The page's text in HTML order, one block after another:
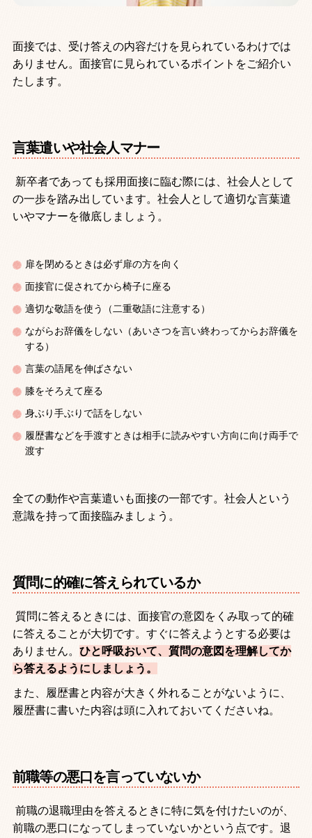
面接では、受け答えの内容だけを見られているわけでは
ありません。面接官に見られているポイントをご紹介い
たします。
言葉遣いや社会人マナー
新卒者であっても採用面接に臨む際には、社会人として
の一歩を踏み出しています。社会人として適切な言葉遣
いやマナーを徹底しましょう。
扉を閉めるときは必ず扉の方を向く
面接官に促されてから椅子に座る
適切な敬語を使う（二重敬語に注意する）
ながらお辞儀をしない（あいさつを言い終わってからお辞儀を
する）
言葉の語尾を伸ばさない
膝をそろえて座る
身ぶり手ぶりで話をしない
履歴書などを手渡すときは相手に読みやすい方向に向け両手で
渡す
全ての動作や言葉遣いも面接の一部です。社会人という
意識を持って面接臨みましょう。
質問に的確に答えられているか
質問に答えるときには、面接官の意図をくみ取って的確
に答えることが大切です。すぐに答えようとする必要は
ありません。 ひと呼吸おいて、質問の意図を理解してか
ら答えるようにしましょう。
また、履歴書と内容が大きく外れることがないように、
履歴書に書いた内容は頭に入れておいてくださいね。
前職等の悪口を言っていないか
前職の退職理由を答えるときに特に気を付けたいのが、
前職の悪口になってしまっていないかという点です。退